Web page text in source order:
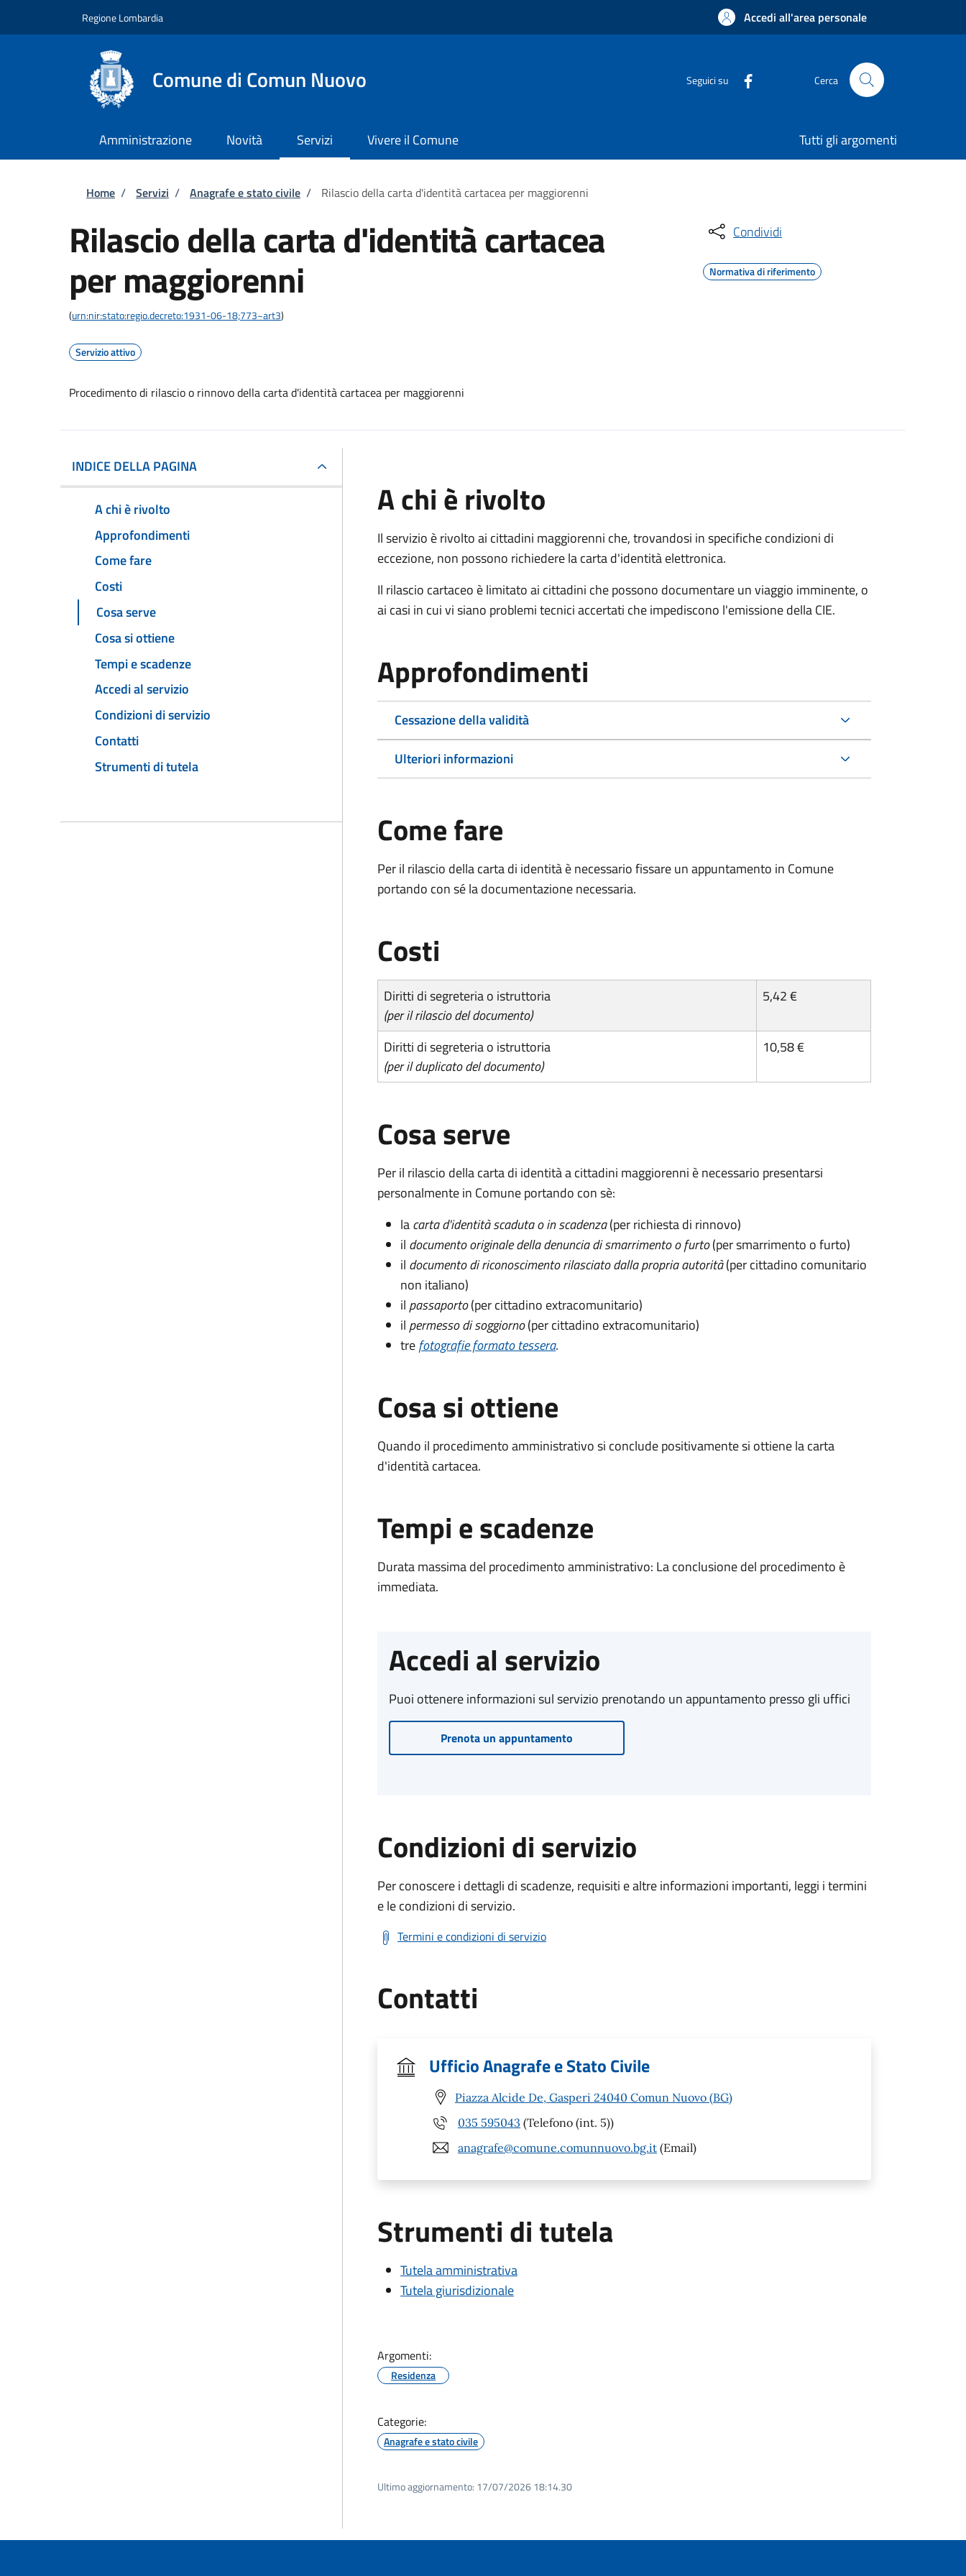
Regione Lombardia Accedi all'area personale
Comune di Comun Nuovo Seguici su Cerca
Amministrazione Novità Servizi Vivere il Comune Tutti gli argomenti
Briciole di pane
Home / Servizi / Anagrafe e stato civile / Rilascio della carta d'identità cartacea per maggiorenni
Rilascio della carta d'identità cartacea
per maggiorenni
(urn:nir:stato:regio.decreto:1931-06-18;773~art3)
Servizio attivo
Procedimento di rilascio o rinnovo della carta d'identità cartacea per maggiorenni
Condividi
Normativa di riferimento
INDICE DELLA PAGINA
A chi è rivolto
Approfondimenti
Come fare
Costi
Cosa serve
Cosa si ottiene
Tempi e scadenze
Accedi al servizio
Condizioni di servizio
Contatti
Strumenti di tutela
A chi è rivolto
Il servizio è rivolto ai cittadini maggiorenni che, trovandosi in specifiche condizioni di
eccezione, non possono richiedere la carta d'identità elettronica.
Il rilascio cartaceo è limitato ai cittadini che possono documentare un viaggio imminente, o
ai casi in cui vi siano problemi tecnici accertati che impediscono l'emissione della CIE.
Approfondimenti
Cessazione della validità
Ulteriori informazioni
Come fare
Per il rilascio della carta di identità è necessario fissare un appuntamento in Comune
portando con sé la documentazione necessaria.
Costi
Diritti di segreteria o istruttoria
(per il rilascio del documento)
5,42 €
Diritti di segreteria o istruttoria
(per il duplicato del documento)
10,58 €
Cosa serve
Per il rilascio della carta di identità a cittadini maggiorenni è necessario presentarsi
personalmente in Comune portando con sè:
lacarta d'identità scaduta o in scadenza(per richiesta di rinnovo)
il documento originale della denuncia di smarrimento o furto(per smarrimento o furto)
il documento di riconoscimento rilasciato dalla propria autorità(per cittadino comunitario
non italiano)
il passaporto(per cittadino extracomunitario)
il permesso di soggiorno(per cittadino extracomunitario)
trefotografie formato tessera.
Cosa si ottiene
Quando il procedimento amministrativo si conclude positivamente si ottiene la carta
d'identità cartacea.
Tempi e scadenze
Durata massima del procedimento amministrativo: La conclusione del procedimento è
immediata.
Accedi al servizio
Puoi ottenere informazioni sul servizio prenotando un appuntamento presso gli uffici
Prenota un appuntamento
Condizioni di servizio
Per conoscere i dettagli di scadenze, requisiti e altre informazioni importanti, leggi i termini
e le condizioni di servizio.
Termini e condizioni di servizio
Contatti
Ufficio Anagrafe e Stato Civile
Piazza Alcide De, Gasperi 24040 Comun Nuovo (BG)
035 595043 (Telefono (int. 5))
anagrafe@comune.comunnuovo.bg.it (Email)
Strumenti di tutela
Tutela amministrativa
Tutela giurisdizionale
Argomenti:
Residenza
Categorie:
Anagrafe e stato civile
Ultimo aggiornamento: 17/07/2026 18:14.30